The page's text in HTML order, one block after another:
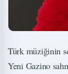
Türk müziğinin
Yeni Gazino